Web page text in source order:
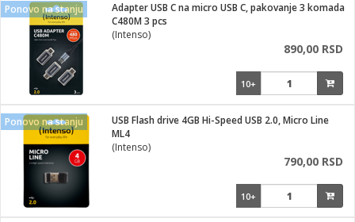
Ponovo na stanju
Adapter USB C na micro USB C, pakovanje 3 komada
C480M 3 pcs
(Intenso)
890,00 RSD
10+
Ponovo na stanju
USB Flash drive 4GB Hi-Speed USB 2.0, Micro Line
ML4
(Intenso)
790,00 RSD
10+